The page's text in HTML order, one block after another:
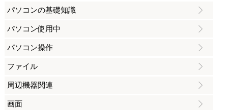
パソコンの基礎知識
パソコン使用中
パソコン操作
ファイル
周辺機器関連
画面